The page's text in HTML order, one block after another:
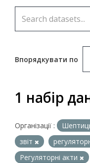
Впорядкувати по
1 набір
Організації :
звіт
Регуляторні акти